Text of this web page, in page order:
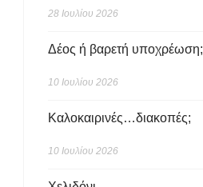
28 Ιουλίου 2026
Δέος ή βαρετή υποχρέωση;
10 Ιουλίου 2026
Καλοκαιρινές…διακοπές;
10 Ιουλίου 2026